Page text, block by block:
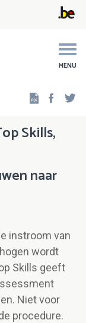
MENU
Skills,
naar
instroom van
wordt
Skills geeft
Niet voor
procedure.